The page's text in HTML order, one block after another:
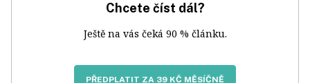
Chcete číst dál?
Ještě na vás čeká 90 % článku.
PŘEDPLATIT ZA 39 KČ MĚSÍČNĚ